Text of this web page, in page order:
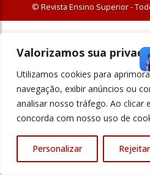
Valorizamos sua
Utilizamos cookies para
navegação, exibir anúncios ou
analisar nosso tráfego. Ao clicar
concorda com nosso uso de
Personalizar Rejeitar
© Revista Ensino Superior -